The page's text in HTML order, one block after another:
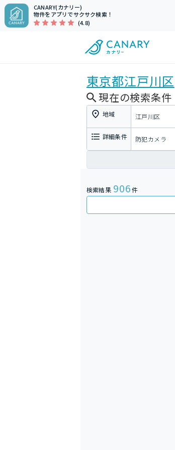
CANARY(カナリー)
物件をアプリでサクサク検索！
(4.8)
東京都江戸川区
現在の検索条件
地域 江戸川区
詳細条件 防犯カメラ
検索結果 906件